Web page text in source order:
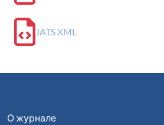
JATS XML
О журнале